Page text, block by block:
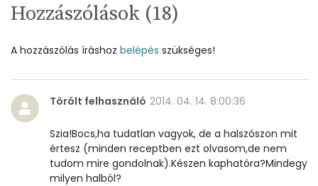
Hozzászólások (18)
A hozzászólás íráshoz belépés szükséges!
Törölt felhasználó 2014. 04. 14. 8:00:36
Szia!Bocs,ha tudatlan vagyok, de a halszószon mit
értesz (minden receptben ezt olvasom,de nem
tudom mire gondolnak).Készen kaphatóra?Mindegy
milyen halból?